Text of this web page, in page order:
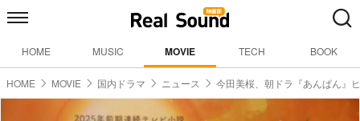
HOME MUSIC MOVIE TECH BOOK
HOME MOVIE 国内ドラマ ニュース 今田美桜、朝ドラ『あんぱん』